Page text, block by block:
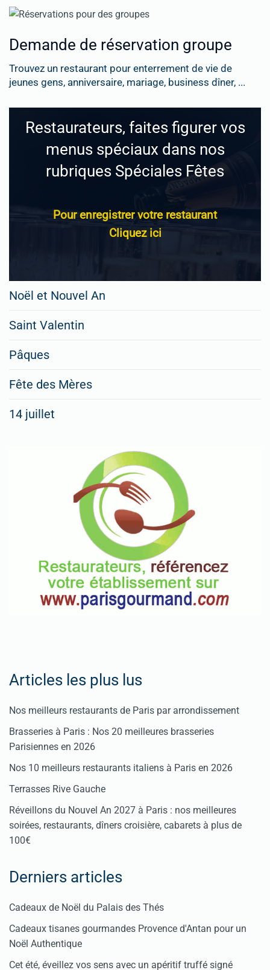
Demande de réservation groupe
Trouvez un restaurant pour enterrement de vie de
jeunes gens, anniversaire, mariage, business dîner, ...
Restaurateurs, faites figurer vos
menus spéciaux dans nos
rubriques Spéciales Fêtes
Pour enregistrer votre restaurant
Cliquez ici
Noël et Nouvel An
Saint Valentin
Pâques
Fête des Mères
14 juillet
Articles les plus lus
Nos meilleurs restaurants de Paris par arrondissement
Brasseries à Paris : Nos 20 meilleures brasseries
Parisiennes en 2026
Nos 10 meilleurs restaurants italiens à Paris en 2026
Terrasses Rive Gauche
Réveillons du Nouvel An 2027 à Paris : nos meilleures
soirées, restaurants, dîners croisière, cabarets à plus de
100€
Derniers articles
Cadeaux de Noël du Palais des Thés
Cadeaux tisanes gourmandes Provence d'Antan pour un
Noël Authentique
Cet été, éveillez vos sens avec un apéritif truffé signé